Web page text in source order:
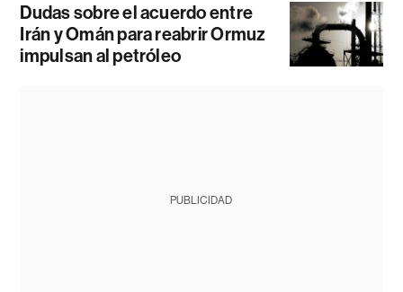
Dudas sobre el acuerdo entre
Irán y Omán para reabrir Ormuz
impulsan al petróleo
PUBLICIDAD